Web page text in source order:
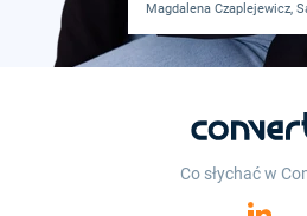
Magdalena Czaplejewicz,
Co słychać w